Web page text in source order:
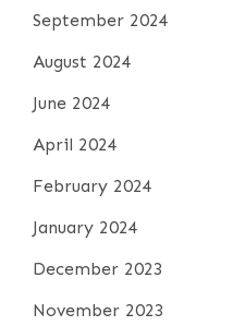
September 2024
August 2024
June 2024
April 2024
February 2024
January 2024
December 2023
November 2023